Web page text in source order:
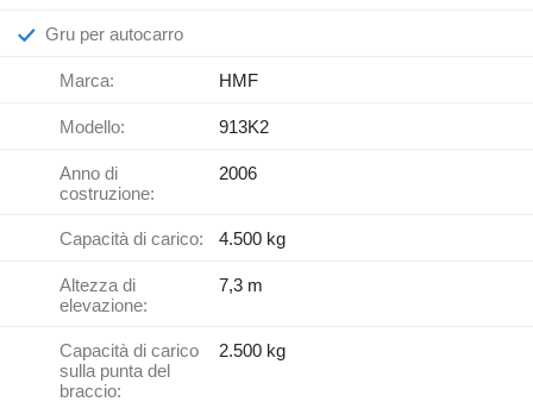
Gru per autocarro
Marca: HMF
Modello: 913K2
Anno di
costruzione:
2006
Capacità di carico: 4.500 kg
Altezza di
elevazione:
7,3 m
Capacità di carico
sulla punta del
braccio:
2.500 kg